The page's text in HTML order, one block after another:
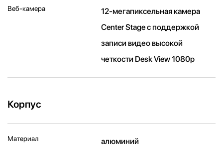
Веб-камера
12-мегапиксельная камера
Center Stage с поддержкой
записи видео высокой
четкости Desk View 1080p
Корпус
Материал алюминий